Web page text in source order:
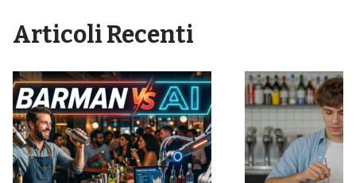
Articoli Recenti